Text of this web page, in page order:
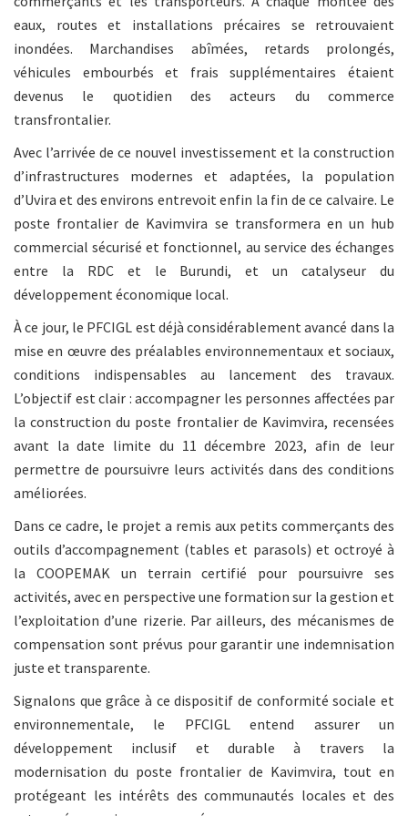
eaux, routes et installations précaires se retrouvaient
inondées. Marchandises abîmées, retards prolongés,
véhicules embourbés et frais supplémentaires étaient
devenus le quotidien des acteurs du commerce
transfrontalier.
Avec l’arrivée de ce nouvel investissement et la construction
d’infrastructures modernes et adaptées, la population
d’Uvira et des environs entrevoit enfin la fin de ce calvaire. Le
poste frontalier de Kavimvira se transformera en un hub
commercial sécurisé et fonctionnel, au service des échanges
entre la RDC et le Burundi, et un catalyseur du
développement économique local.
À ce jour, le PFCIGL est déjà considérablement avancé dans la
mise en œuvre des préalables environnementaux et sociaux,
conditions indispensables au lancement des travaux.
L’objectif est clair : accompagner les personnes affectées par
la construction du poste frontalier de Kavimvira, recensées
avant la date limite du 11 décembre 2023, afin de leur
permettre de poursuivre leurs activités dans des conditions
améliorées.
Dans ce cadre, le projet a remis aux petits commerçants des
outils d’accompagnement (tables et parasols) et octroyé à
la COOPEMAK un terrain certifié pour poursuivre ses
activités, avec en perspective une formation sur la gestion et
l’exploitation d’une rizerie. Par ailleurs, des mécanismes de
compensation sont prévus pour garantir une indemnisation
juste et transparente.
Signalons que grâce à ce dispositif de conformité sociale et
environnementale, le PFCIGL entend assurer un
développement inclusif et durable à travers la
modernisation du poste frontalier de Kavimvira, tout en
protégeant les intérêts des communautés locales et des